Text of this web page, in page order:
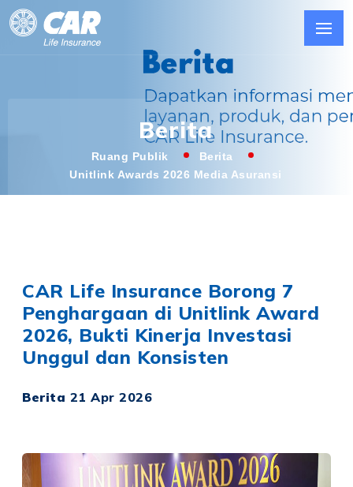
Berita
Ruang Publik
Berita
Unitlink Awards 2026 Media Asuransi
CAR Life Insurance Borong 7
Penghargaan di Unitlink Award
2026, Bukti Kinerja Investasi
Unggul dan Konsisten
Berita 21 Apr 2026